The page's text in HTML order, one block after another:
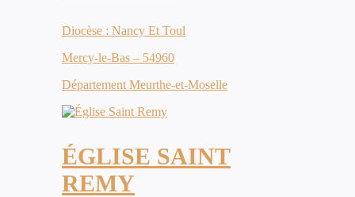
Diocèse : Nancy Et Toul
Mercy-le-Bas – 54960
Département Meurthe-et-Moselle
ÉGLISE SAINT
REMY